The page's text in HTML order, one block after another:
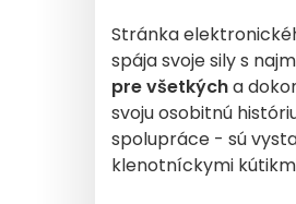
Stránka
spája svoje sily s
pre všetkýcha
svoju osobitnú
spolupráce - sú
klenotníckymi